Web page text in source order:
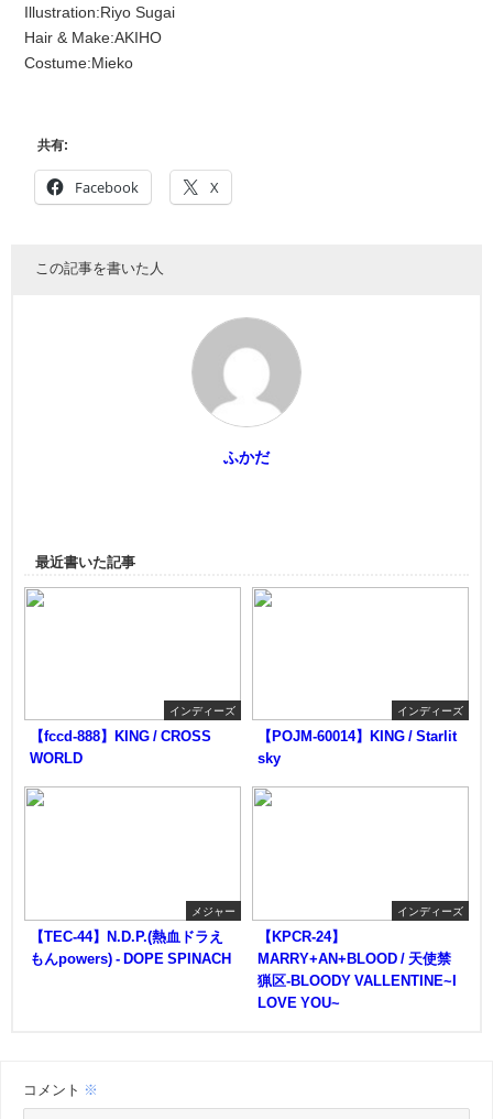
Illustration:Riyo Sugai
Hair & Make:AKIHO
Costume:Mieko
共有:
Facebook X
この記事を書いた人
ふかだ
最近書いた記事
インディーズ
【fccd-888】KING / CROSS
WORLD
インディーズ
【POJM-60014】KING / Starlit
sky
メジャー
【TEC-44】N.D.P.(熱血ドラえ
もんpowers) - DOPE SPINACH
インディーズ
【KPCR-24】
MARRY+AN+BLOOD / 天使禁
猟区-BLOODY VALLENTINE~I
LOVE YOU~
コメント ※